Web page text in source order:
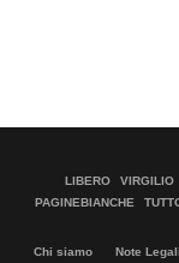
LIBERO VIRGILIO
PAGINEBIANCHE
Chi siamo Note Legali